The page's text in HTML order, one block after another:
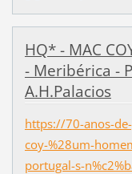
HQ* - MAC
- Meribérica -
A.H.Palacios
https://70-anos-
coy-%28um-
portugal-s-